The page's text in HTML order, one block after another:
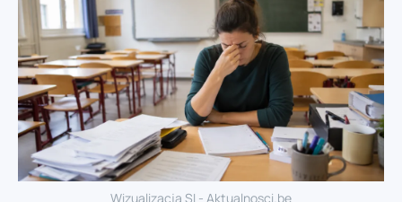
Wizualizacja SI - Aktualnosci.be